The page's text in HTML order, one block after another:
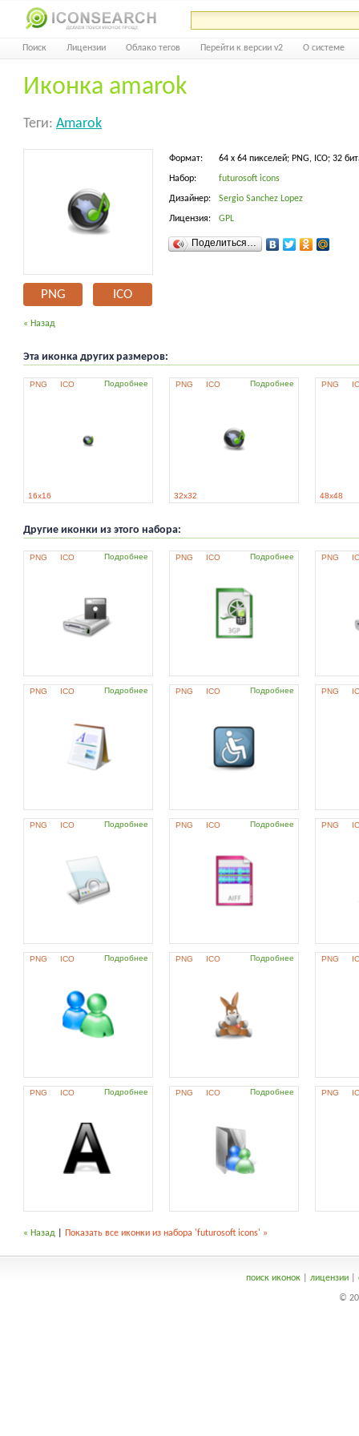
Поиск Лицензии Облако тегов Перейти к версии v2 О системе
Иконка amarok
Теги: Amarok
PNG ICO
Формат: 64 x 64 пикселей; PNG, ICO; 32
Набор: futurosoft icons
Дизайнер: Sergio Sanchez Lopez
Лицензия: GPL
Поделиться…
« Назад
Эта иконка других размеров:
PNG ICO Подробнее
16x16
PNG ICO Подробнее
32x32
PNG
48x48
Другие иконки из этого набора:
PNG ICO Подробнее PNG ICO Подробнее PNG
PNG ICO Подробнее PNG ICO Подробнее PNG
PNG ICO Подробнее PNG ICO Подробнее PNG
PNG ICO Подробнее PNG ICO Подробнее PNG
PNG ICO Подробнее PNG ICO Подробнее PNG
« Назад Показать все иконки из набора 'futurosoft icons' »
поиск иконок| лицензии|
©